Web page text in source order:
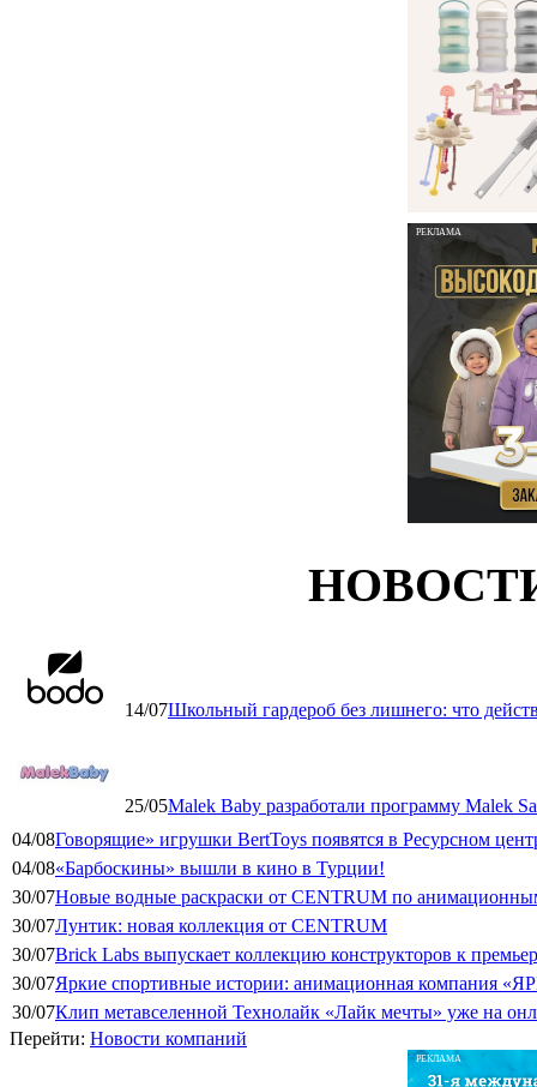
РЕКЛАМА
14/07Школьный гардероб без лишнего: что
25/05Malek Baby разработали программу Malek
04/08Говорящие» игрушки BertToys появятся в Ресурсном
04/08«Барбоскины» вышли в кино в Турции!
30/07Новые водные раскраски от CENTRUM по
30/07Лунтик: новая коллекция от CENTRUM
30/07Brick Labs выпускает коллекцию конструкторов к
30/07Яркие спортивные истории: анимационная компания
30/07Клип метавселенной Технолайк «Лайк мечты» уже на
Перейти: Новости компаний
РЕКЛАМА